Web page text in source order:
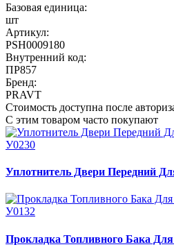
Базовая единица:
шт
Артикул:
PSH0009180
Внутренний код:
ПР857
Бренд:
PRAVT
Стоимость доступна после
С этим товаром часто покупают
У0230
Уплотнитель Двери Передний
У0132
Прокладка Топливного Бака